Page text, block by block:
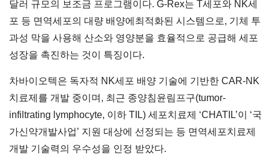
달러 규모의 보조금 프로그램이다. G-Rex는 T세포와 NK세
포 등 면역세포의 대량 배양에최적화된 시스템으로, 기체 투
과성 막을 사용해 산소와 영양분을 효율적으로 공급해 세포
성장을 촉진하는 것이 특징이다.
차바이오텍은 독자적 NK세포 배양 기술에 기반한 CAR-NK
치료제를 개발 중이며, 최근 종양침윤림프구(tumor-
infiltrating lymphocyte, 이하 TIL) 세포치료제 ‘CHATIL’이 ‘국
가신약개발사업’ 지원 대상에 선정되는 등 면역세포치료제
개발 기술력의 우수성을 인정 받았다.